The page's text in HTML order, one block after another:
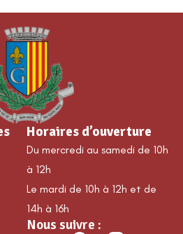
Horaires d’ouverture
Du mercredi au samedi de 10h
à 12h
Le mardi de 10h à 12h et de
14h à 16h
Nous suivre :